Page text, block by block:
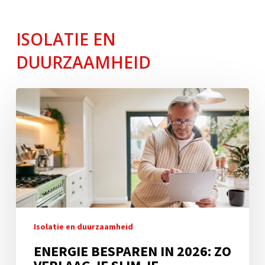
ISOLATIE EN
DUURZAAMHEID
Energie
besparen
in
2026:
Zo
verlaag
je
slim
je
maandlasten
Isolatie en duurzaamheid
ENERGIE BESPAREN IN 2026: ZO